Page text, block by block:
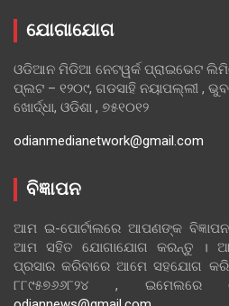
ଯୋଗାଯୋଗ
ଓଡିଆନ ମିଡିଆ ନେଟୱର୍କ ପ୍ରାଇଭେଟ
ପ୍ଲଟ – ୧୨୦୯, ଗଡସାହି ନୟାପଲ୍ଲୀ ,
ଖୋର୍ଦ୍ଧା, ଓଡିଶା , ୭୫୧୦୧୨
odianmedianetwork@gmail.com
ବିଜ୍ଞାପନ
ଆମ ଇ-ପୋର୍ଟାଲରେ ଆପଣଙ୍କ
ଆମ ସହିତ ଯୋଗାଯୋଗ କରନ୍ତୁ ।
ପ୍ରସାର କରିବାରେ ଆମେ ସହଯୋଗ
୮୮୯୫୭୬୬୮୨୪ ,